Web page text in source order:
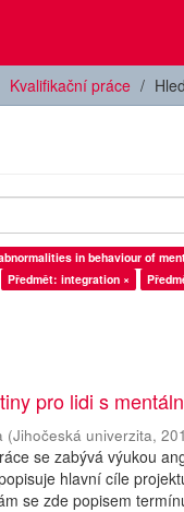
Kvalifikační práce
in behaviour of
Předmět: integration ×
pro lidi s
(Jihočeská univerzita,
se zabývá výukou
hlavní cíle
se zde popisem